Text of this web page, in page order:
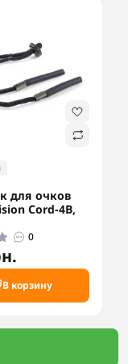
для очков
Cord-4B,
0
В корзину